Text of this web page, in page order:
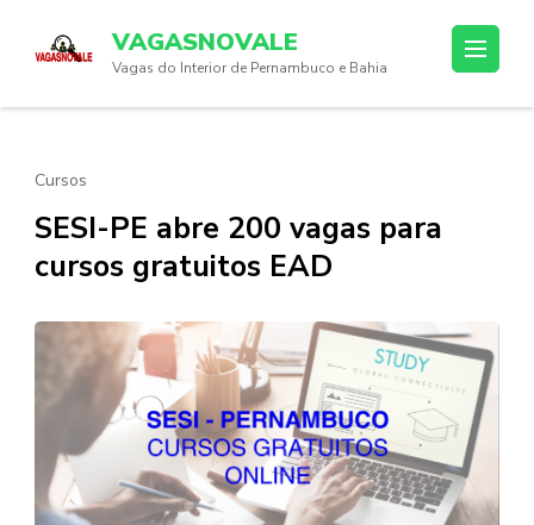
(Press
VAGASNOVALE
Vagas do Interior de Pernambuco e Bahia
Cursos
SESI-PE abre 200 vagas para
cursos gratuitos EAD